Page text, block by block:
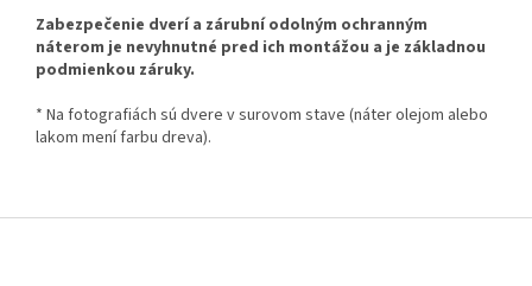
Zabezpečenie dverí a zárubní odolným ochranným
náterom je nevyhnutné pred ich montážou a je základnou
podmienkou záruky.
* Na fotografiách sú dvere v surovom stave (náter olejom alebo
lakom mení farbu dreva).